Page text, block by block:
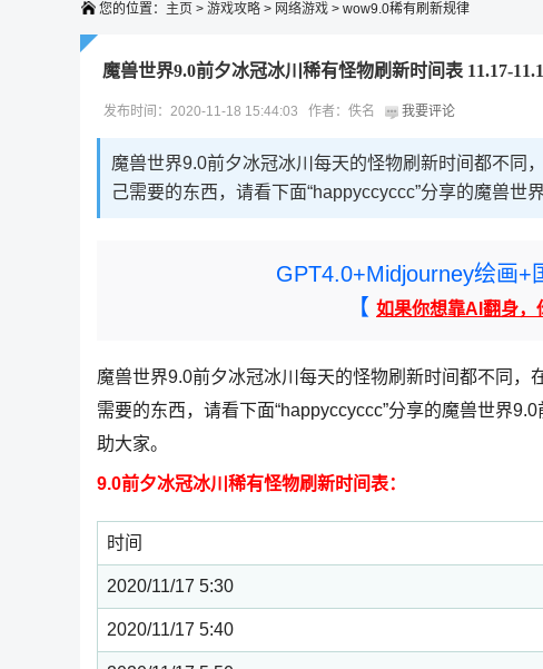
您的位置： 主页 > 游戏攻略 > 网络游戏 > wow9.0稀有刷新规律
魔兽世界9.0前夕冰冠冰川稀有怪物刷新时间表 11.17-
发布时间：2020-11-18 15:44:03 作者：佚名 我要评论
魔兽世界9.0前夕冰冠冰川每天的怪物刷新时间都不同
己需要的东西，请看下面“happyccyccc”分享的魔兽
GPT4.0+Midjourney绘画+
【 如果你想靠AI翻身，
魔兽世界9.0前夕冰冠冰川每天的怪物刷新时间都不同
需要的东西，请看下面“happyccyccc”分享的魔兽世界
助大家。
9.0前夕冰冠冰川稀有怪物刷新时间表：
时间
2020/11/17 5:30
2020/11/17 5:40